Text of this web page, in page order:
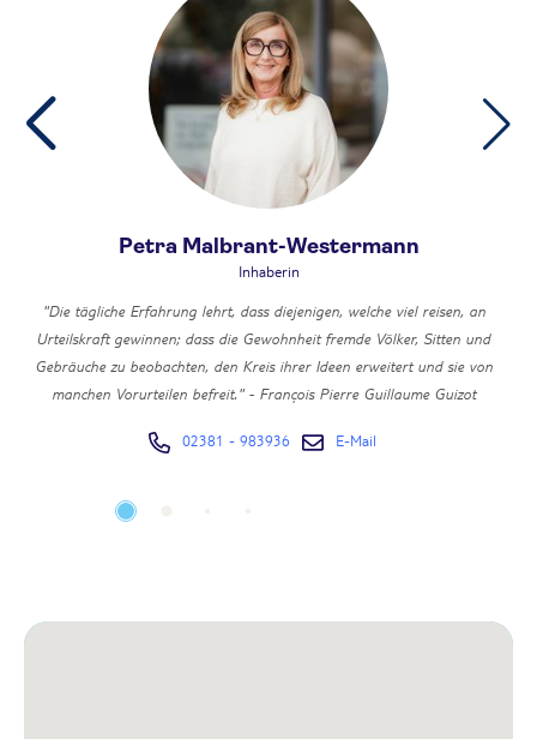
Petra Malbrant-Westermann
Inhaberin
"Die tägliche Erfahrung lehrt, dass diejenigen, welche viel reisen, an
Urteilskraft gewinnen; dass die Gewohnheit fremde Völker, Sitten und
Gebräuche zu beobachten, den Kreis ihrer Ideen erweitert und sie von
manchen Vorurteilen befreit." - François Pierre Guillaume Guizot
Neben meinem touristischen Anforderungsprofil verantworte ich die
Buchhaltung, Steuern, Finanzen sowie das Front- und Backoffice.
02381 - 983936 E-Mail